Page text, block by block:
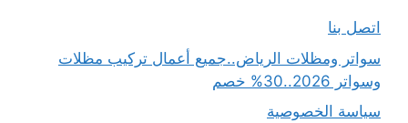
اتصل بنا
سواتر ومظلات الرياض..جميع أعمال تركيب مظلات
وسواتر 2026..30% خصم
سياسة الخصوصية